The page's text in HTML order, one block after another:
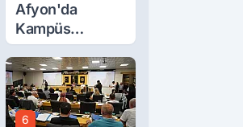
Afyon'da
Kampüs
Yolunda
Korkutan Kaza!
6